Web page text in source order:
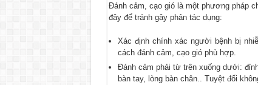
Đánh cảm, cạo gió là một phương pháp
đây để tránh gây phản tác dụng:
Xác định chính xác người bệnh bị
cách đánh cảm, cạo gió phù hợp.
Đánh cảm phải từ trên xuống dưới:
bàn tay, lòng bàn chân.. Tuyệt đối